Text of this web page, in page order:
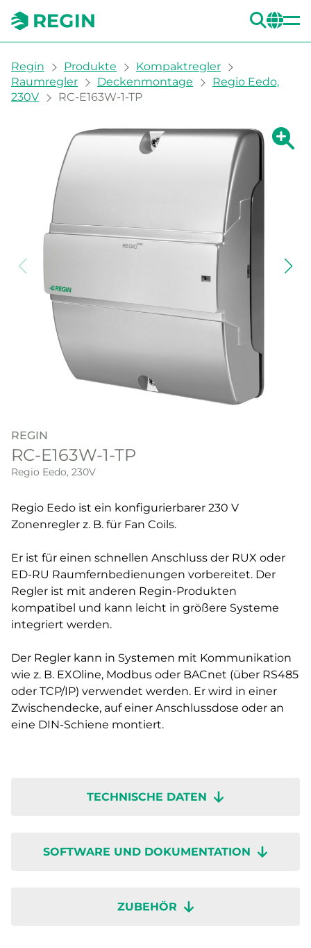
You are here:
Regin Produkte
Kompaktregler
Raumregler
Deckenmontage
Regio Eedo,
230V
RC-E163W-1-TP
Zeige
REGIN
RC-E163W-1-TP
Regio Eedo, 230V
Regio Eedo ist ein konfigurierbarer 230 V
Zonenregler z. B. für Fan Coils.
Er ist für einen schnellen Anschluss der RUX oder
ED-RU Raumfernbedienungen vorbereitet. Der
Regler ist mit anderen Regin-Produkten
kompatibel und kann leicht in größere Systeme
integriert werden.
Der Regler kann in Systemen mit Kommunikation
wie z. B. EXOline, Modbus oder BACnet (über RS485
oder TCP/IP) verwendet werden. Er wird in einer
Zwischendecke, auf einer Anschlussdose oder an
eine DIN-Schiene montiert.
TECHNISCHE DATEN
SOFTWARE UND DOKUMENTATION
ZUBEHÖR